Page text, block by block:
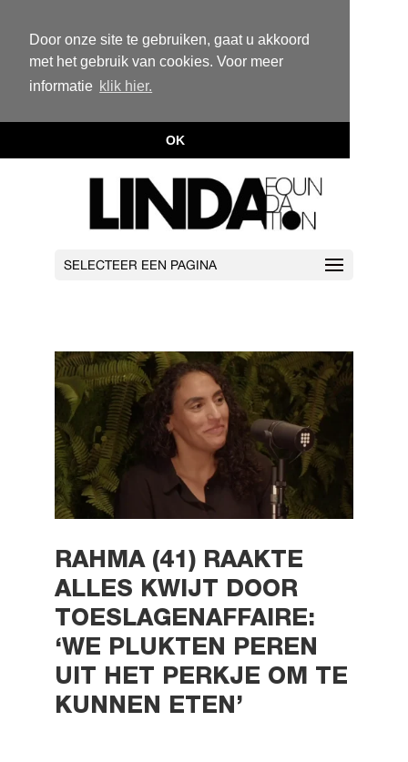
Door onze site te gebruiken, gaat u akkoord
met het gebruik van cookies. Voor meer
informatie klik hier.
OK
SELECTEER EEN PAGINA
RAHMA (41) RAAKTE
ALLES KWIJT DOOR
TOESLAGENAFFAIRE:
‘WE PLUKTEN PEREN
UIT HET PERKJE OM TE
KUNNEN ETEN’